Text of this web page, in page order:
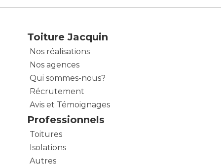
Toiture Jacquin
Nos réalisations
Nos agences
Qui sommes-nous?
Récrutement
Avis et Témoignages
Professionnels
Toitures
Isolations
Autres